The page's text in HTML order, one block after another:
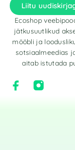
Liitu
Ecoshop
jätkusuutlikud
mööbli ja
sotsiaalmeedias
aitab istutada